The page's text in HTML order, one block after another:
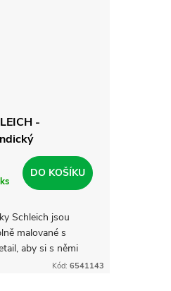
-
DO KOŠÍKU
Schleich jsou
malované s
aby si s němi
hrát, ale také se
Kód: 6541143